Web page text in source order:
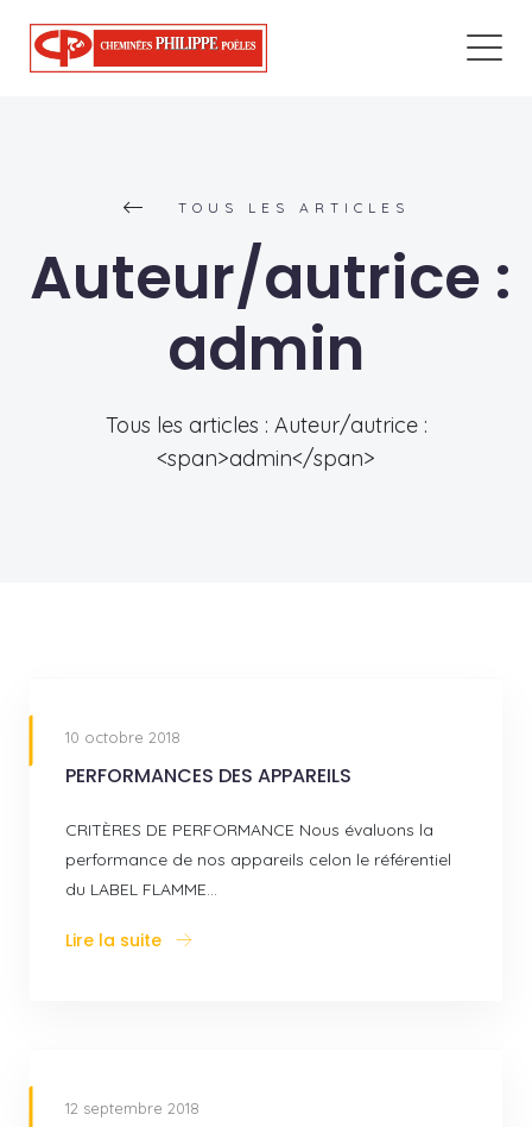
TOUS LES ARTICLES
Auteur/autrice :
admin
Tous les articles : Auteur/autrice :
<span>admin</span>
10 octobre 2018
PERFORMANCES DES APPAREILS
CRITÈRES DE PERFORMANCE Nous évaluons la
performance de nos appareils celon le référentiel
du LABEL FLAMME…
Lire la suite
12 septembre 2018